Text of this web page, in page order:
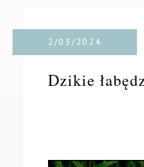
2/03/2024
Dzikie